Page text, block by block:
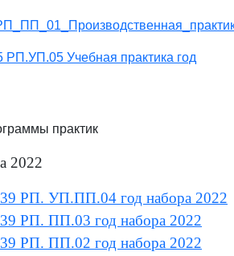
Учебная практика год
практик
2022
РП. УП.ПП.04 год набора 2022
РП. ПП.03 год набора 2022
РП. ПП.02 год набора 2022